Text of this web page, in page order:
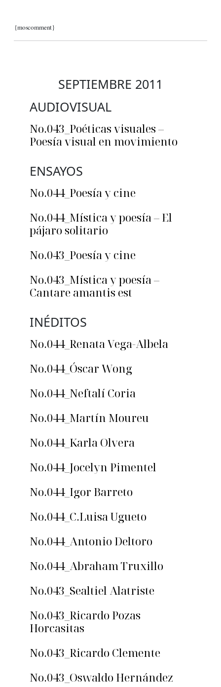
{moscomment}
SEPTIEMBRE 2011
AUDIOVISUAL
No.043_Poéticas visuales –
Poesía visual en movimiento
ENSAYOS
No.044_Poesía y cine
No.044_Mística y poesía – El
pájaro solitario
No.043_Poesía y cine
No.043_Mística y poesía –
Cantare amantis est
INÉDITOS
No.044_Renata Vega-Albela
No.044_Óscar Wong
No.044_Neftalí Coria
No.044_Martín Moureu
No.044_Karla Olvera
No.044_Jocelyn Pimentel
No.044_Igor Barreto
No.044_C.Luisa Ugueto
No.044_Antonio Deltoro
No.044_Abraham Truxillo
No.043_Sealtiel Alatriste
No.043_Ricardo Pozas
Horcasitas
No.043_Ricardo Clemente
No.043_Oswaldo Hernández